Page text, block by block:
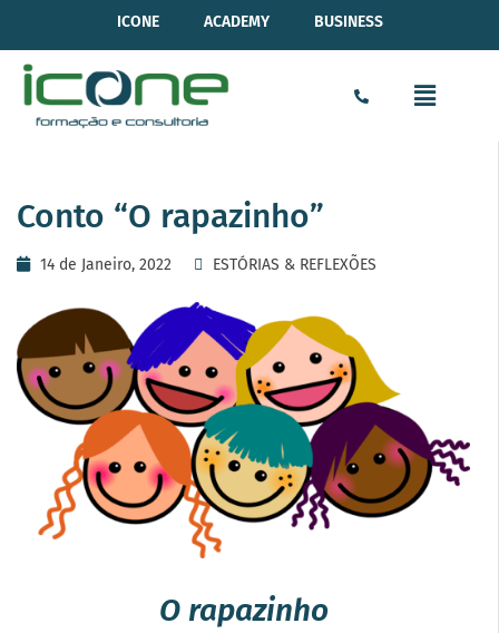
ICONE ACADEMY BUSINESS
Conto “O rapazinho”
14 de Janeiro, 2022 ESTÓRIAS & REFLEXÕES
O rapazinho